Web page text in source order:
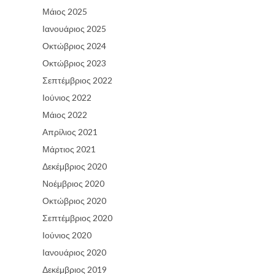
Μάιος 2025
Ιανουάριος 2025
Οκτώβριος 2024
Οκτώβριος 2023
Σεπτέμβριος 2022
Ιούνιος 2022
Μάιος 2022
Απρίλιος 2021
Μάρτιος 2021
Δεκέμβριος 2020
Νοέμβριος 2020
Οκτώβριος 2020
Σεπτέμβριος 2020
Ιούνιος 2020
Ιανουάριος 2020
Δεκέμβριος 2019